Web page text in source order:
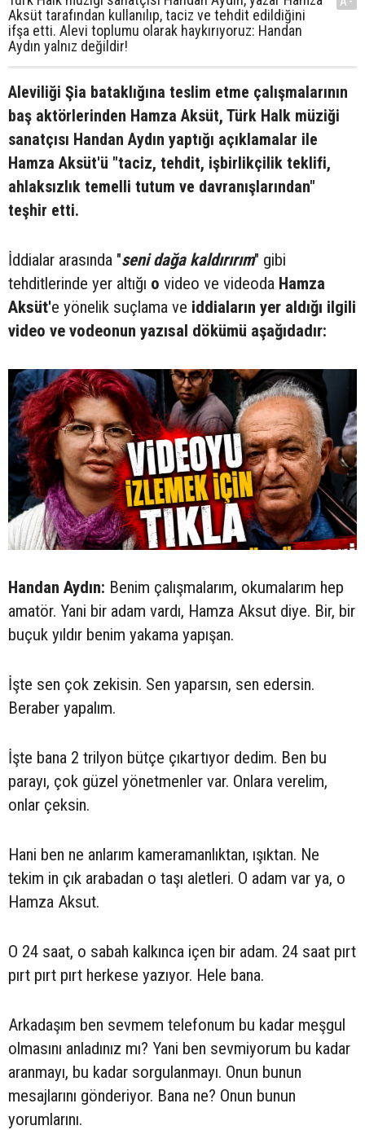
Aksüt tarafından kullanılıp, taciz ve tehdit edildiğini
ifşa etti. Alevi toplumu olarak haykırıyoruz: Handan
Aydın yalnız değildir!
Aleviliği Şia bataklığına teslim etme çalışmalarının
baş aktörlerinden Hamza Aksüt, Türk Halk müziği
sanatçısı Handan Aydın yaptığı açıklamalar ile
Hamza Aksüt'ü "taciz, tehdit, işbirlikçilik teklifi,
ahlaksızlık temelli tutum ve davranışlarından"
teşhir etti.
İddialar arasında "seni dağa kaldırırım" gibi
tehditlerinde yer altığı o video ve videoda Hamza
Aksüt'e yönelik suçlama ve iddiaların yer aldığı ilgili
video ve vodeonun yazısal dökümü aşağıdadır:
Handan Aydın: Benim çalışmalarım, okumalarım hep
amatör. Yani bir adam vardı, Hamza Aksut diye. Bir, bir
buçuk yıldır benim yakama yapışan.
İşte sen çok zekisin. Sen yaparsın, sen edersin.
Beraber yapalım.
İşte bana 2 trilyon bütçe çıkartıyor dedim. Ben bu
parayı, çok güzel yönetmenler var. Onlara verelim,
onlar çeksin.
Hani ben ne anlarım kameramanlıktan, ışıktan. Ne
tekim in çık arabadan o taşı aletleri. O adam var ya, o
Hamza Aksut.
O 24 saat, o sabah kalkınca içen bir adam. 24 saat pırt
pırt pırt pırt herkese yazıyor. Hele bana.
Arkadaşım ben sevmem telefonum bu kadar meşgul
olmasını anladınız mı? Yani ben sevmiyorum bu kadar
aranmayı, bu kadar sorgulanmayı. Onun bunun
mesajlarını gönderiyor. Bana ne? Onun bunun
yorumlarını.